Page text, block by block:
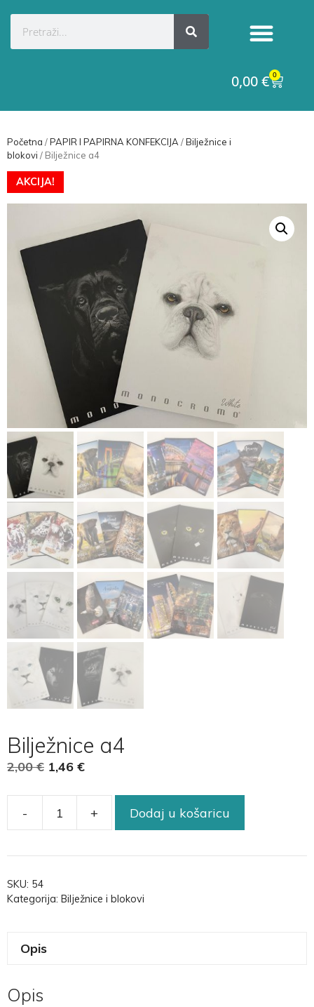
0,00€ 0
Početna /PAPIR I PAPIRNA KONFEKCIJA /Bilježnice i
blokovi / Bilježnice a4
AKCIJA!
Bilježnice a4
2,00€ 1,46 €
- + Dodaj u košaricu
SKU: 54
Kategorija: Bilježnice i blokovi
Opis
Opis